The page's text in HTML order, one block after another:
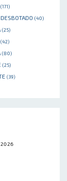
(171)
(40)
(25)
(42)
(80)
(25)
(39)
2026